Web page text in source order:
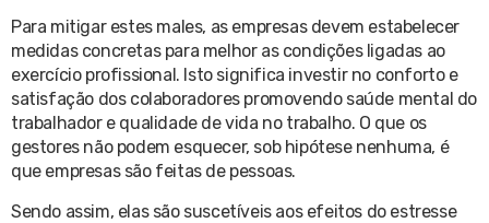
Para mitigar estes males, as empresas devem estabelecer
medidas concretas para melhor as condições ligadas ao
exercício profissional. Isto significa investir no conforto e
satisfação dos colaboradores promovendo saúde mental do
trabalhador e qualidade de vida no trabalho. O que os
gestores não podem esquecer, sob hipótese nenhuma, é
que empresas são feitas de pessoas.
Sendo assim, elas são suscetíveis aos efeitos do estresse